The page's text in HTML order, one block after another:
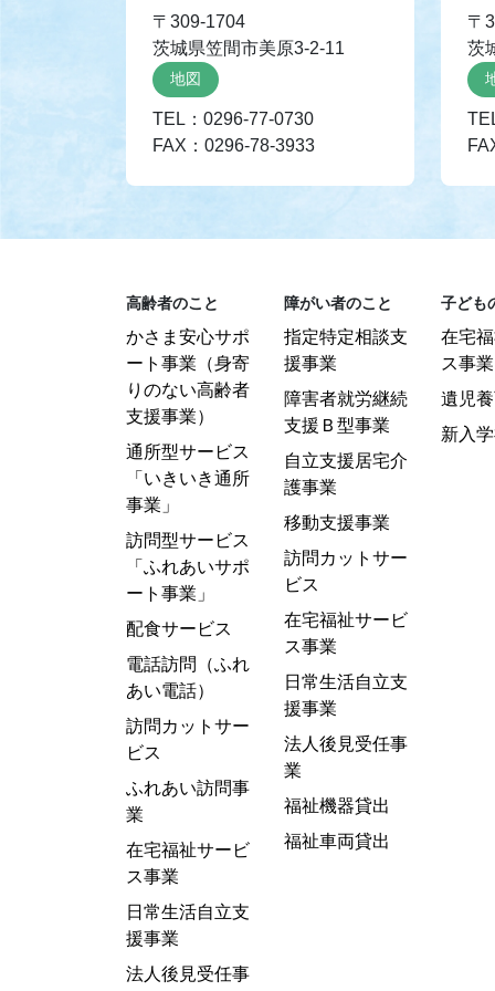
〒309-1704
茨城県笠間市美原3-2-11
地図
TEL：0296-77-0730
FAX：0296-78-3933
〒
茨
高齢者のこと
かさま安心サポ
ート事業（身寄
りのない高齢者
支援事業）
通所型サービス
「いきいき通所
事業」
訪問型サービス
「ふれあいサポ
ート事業」
配食サービス
電話訪問（ふれ
あい電話）
訪問カットサー
ビス
ふれあい訪問事
業
在宅福祉サービ
ス事業
日常生活自立支
援事業
法人後見受任事
障がい者のこと
指定特定相談支
援事業
障害者就労継続
支援Ｂ型事業
自立支援居宅介
護事業
移動支援事業
訪問カットサー
ビス
在宅福祉サービ
ス事業
日常生活自立支
援事業
法人後見受任事
業
福祉機器貸出
福祉車両貸出
子ども
在宅
ス事業
遺児
新入